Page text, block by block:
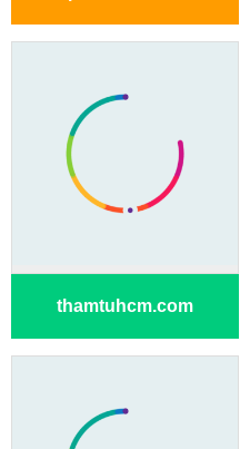
thamtuhcm.com